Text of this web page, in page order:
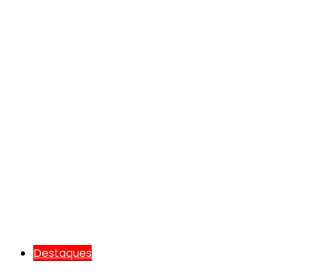
Destaques